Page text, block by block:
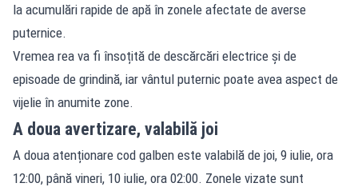
la acumulări rapide de apă în zonele afectate de averse
puternice.
Vremea rea va fi însoțită de descărcări electrice și de
episoade de grindină, iar vântul puternic poate avea aspect de
vijelie în anumite zone.
A doua avertizare, valabilă joi
A doua atenționare cod galben este valabilă de joi, 9 iulie, ora
12:00, până vineri, 10 iulie, ora 02:00. Zonele vizate sunt